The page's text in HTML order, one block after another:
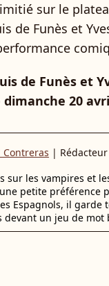
sur le
de Funès et
de Funès et
dimanche 20
Contreras | Rédacteur
sur les vampires et
petite préférence
Espagnols, il
devant un jeu de mot